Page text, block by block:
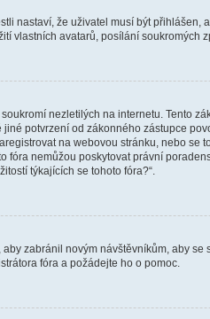
nastaví, že uživatel musí být
vlastních avatarů, posílání soukromých
nezletilých na internetu. Tento
potvrzení od zákonného zástupce
na webovou stránku, nebo
fóra nemůžou poskytovat právní
týkajících se tohoto fóra?“.
zabránil novým návštěvníkům, aby
fóra a požádejte ho o pomoc.